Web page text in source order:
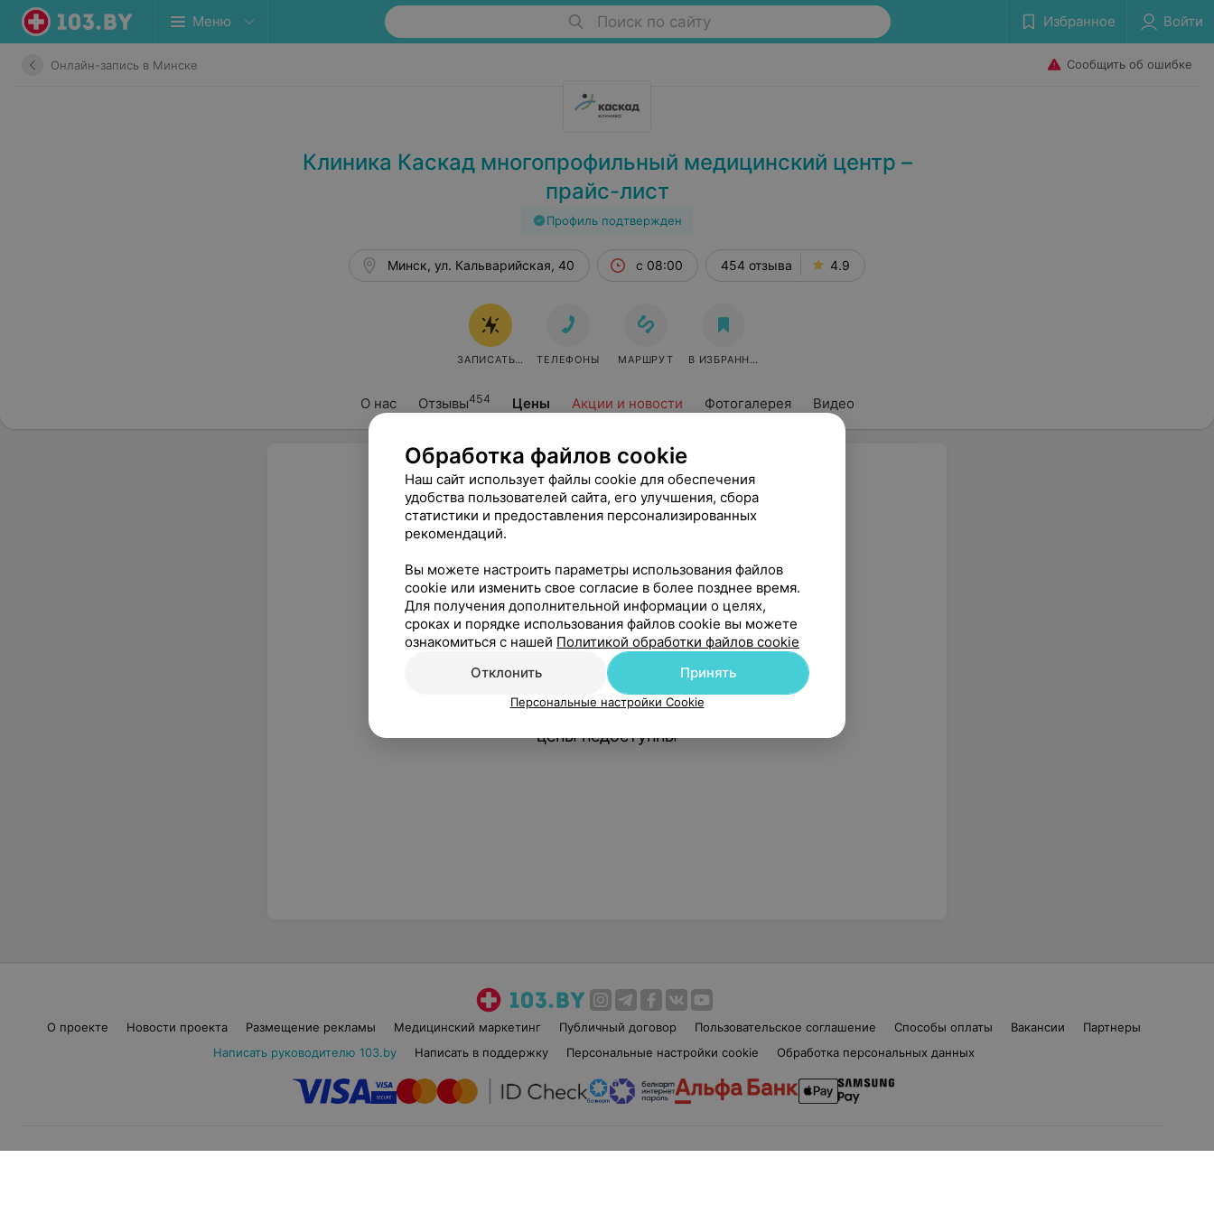
Меню Поиск по сайту Избранное Войти
Онлайн-запись в Минске Сообщить об ошибке
Клиника Каскад многопрофильный медицинский центр –
прайс-лист
Профиль подтвержден
О нас Отзывы454 Цены Акции и новости Фотогалерея Видео
Минск, ул. Кальварийская, 40 с 08:00 454 отзыва 4.9
ЗАПИСАТЬСЯ ОНЛАЙН
ТЕЛЕФОНЫ МАРШРУТ В ИЗБРАННОЕ
Нам очень жаль, но сейчас
цены недоступны
О проекте Новости проекта Размещение рекламы Медицинский маркетинг Публичный договор Пользовательское соглашение Способы оплаты Вакансии
Партнеры
Написать руководителю 103.by
Написать в поддержку Персональные настройки cookie Обработка персональных данных
Обработка файлов cookie
Наш сайт использует файлы cookie для обеспечения
удобства пользователей сайта, его улучшения, сбора
статистики и предоставления персонализированных
рекомендаций.
Вы можете настроить параметры использования файлов
cookie или изменить свое согласие в более позднее время.
Для получения дополнительной информации о целях,
сроках и порядке использования файлов cookie вы можете
ознакомиться с нашей Политикой обработки файлов cookie
Отклонить
Принять
Персональные настройки Cookie